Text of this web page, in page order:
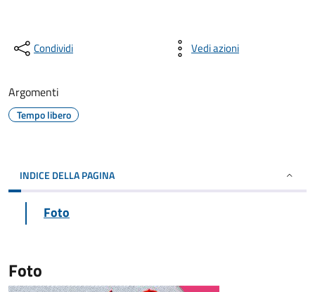
Condividi Vedi azioni
Argomenti
Tempo libero
INDICE DELLA PAGINA
Foto
Foto